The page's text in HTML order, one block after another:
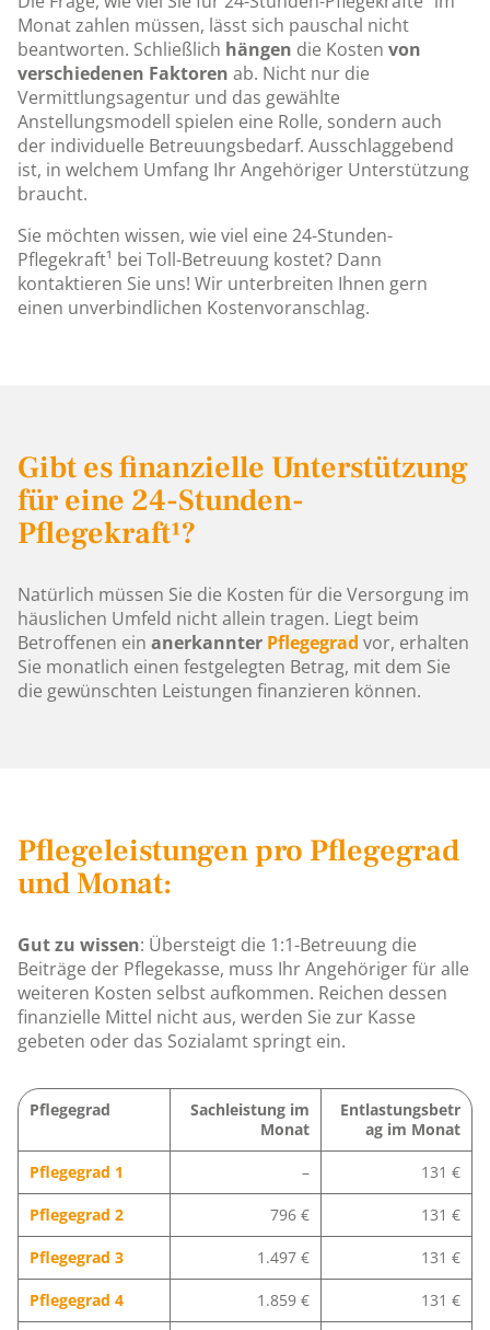
Monat zahlen müssen, lässt sich pauschal nicht
beantworten. Schließlich hängen die Kosten von
verschiedenen Faktoren ab. Nicht nur die
Vermittlungsagentur und das gewählte
Anstellungsmodell spielen eine Rolle, sondern auch
der individuelle Betreuungsbedarf. Ausschlaggebend
ist, in welchem Umfang Ihr Angehöriger Unterstützung
braucht.
Sie möchten wissen, wie viel eine 24-Stunden-
Pflegekraft¹ bei Toll-Betreuung kostet? Dann
kontaktieren Sie uns! Wir unterbreiten Ihnen gern
einen unverbindlichen Kostenvoranschlag.
Gibt es finanzielle Unterstützung
für eine 24-Stunden-
Pflegekraft¹?
Natürlich müssen Sie die Kosten für die Versorgung im
häuslichen Umfeld nicht allein tragen. Liegt beim
Betroffenen ein anerkannter Pflegegrad vor, erhalten
Sie monatlich einen festgelegten Betrag, mit dem Sie
die gewünschten Leistungen finanzieren können.
Pflegeleistungen pro Pflegegrad
und Monat:
Gut zu wissen: Übersteigt die 1:1-Betreuung die
Beiträge der Pflegekasse, muss Ihr Angehöriger für alle
weiteren Kosten selbst aufkommen. Reichen dessen
finanzielle Mittel nicht aus, werden Sie zur Kasse
gebeten oder das Sozialamt springt ein.
Pflegegrad
Sachleistung im
Monat
Entlastungsbetr
ag im Monat
Pflegegrad 1 – 131 €
Pflegegrad 2 796 € 131 €
Pflegegrad 3 1.497 € 131 €
Pflegegrad 4 1.859 € 131 €